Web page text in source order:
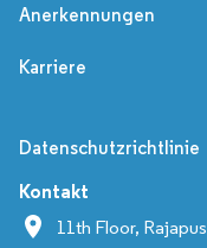
Anerkennungen
Karriere
Datenschutzrichtlinie
Kontakt
11th Floor,